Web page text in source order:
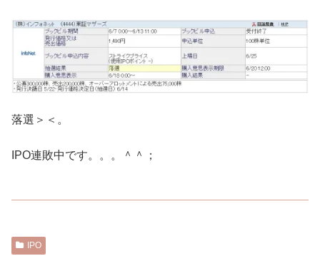
落選＞＜。
IPO連敗中です。。。＾＾；
IPO